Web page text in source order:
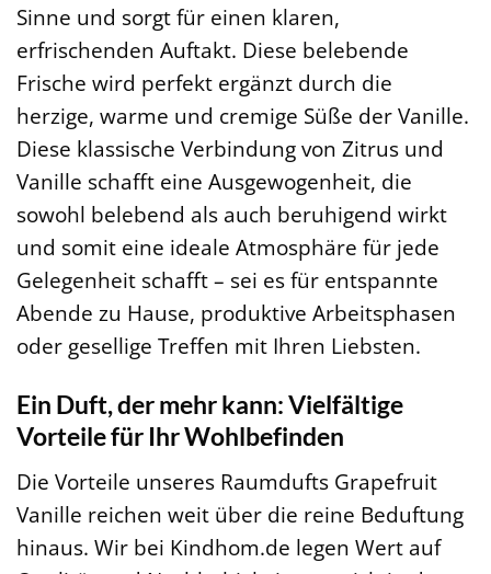
Sinne und sorgt für einen klaren,
erfrischenden Auftakt. Diese belebende
Frische wird perfekt ergänzt durch die
herzige, warme und cremige Süße der Vanille.
Diese klassische Verbindung von Zitrus und
Vanille schafft eine Ausgewogenheit, die
sowohl belebend als auch beruhigend wirkt
und somit eine ideale Atmosphäre für jede
Gelegenheit schafft – sei es für entspannte
Abende zu Hause, produktive Arbeitsphasen
oder gesellige Treffen mit Ihren Liebsten.
Ein Duft, der mehr kann: Vielfältige
Vorteile für Ihr Wohlbefinden
Die Vorteile unseres Raumdufts Grapefruit
Vanille reichen weit über die reine Beduftung
hinaus. Wir bei Kindhom.de legen Wert auf